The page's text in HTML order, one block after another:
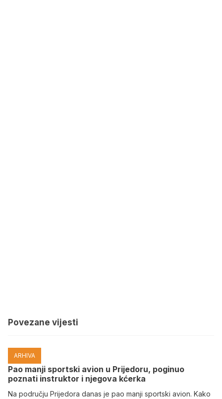
Povezane vijesti
ARHIVA
Pao manji sportski avion u Prijedoru, poginuo
poznati instruktor i njegova kćerka
Na području Prijedora danas je pao manji sportski avion. Kako